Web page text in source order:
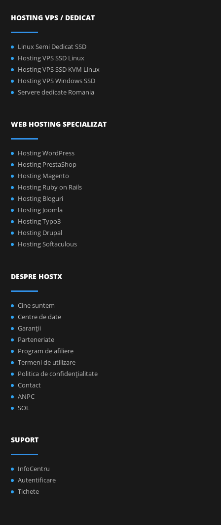
HOSTING VPS / DEDICAT
Linux Semi Dedicat SSD
Hosting VPS SSD Linux
Hosting VPS SSD KVM Linux
Hosting VPS Windows SSD
Servere dedicate Romania
WEB HOSTING SPECIALIZAT
Hosting WordPress
Hosting PrestaShop
Hosting Magento
Hosting Ruby on Rails
Hosting Bloguri
Hosting Joomla
Hosting Typo3
Hosting Drupal
Hosting Softaculous
DESPRE HOSTX
Cine suntem
Centre de date
Garanţii
Parteneriate
Program de afiliere
Termeni de utilizare
Politica de confidenţialitate
Contact
ANPC
SOL
SUPORT
InfoCentru
Autentificare
Tichete